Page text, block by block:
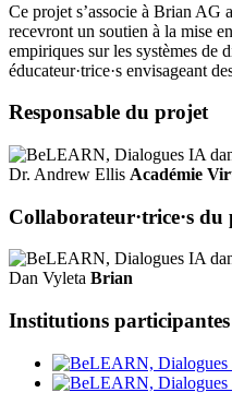
Ce projet s’associe à Brian AG
recevront un soutien à la mise
empiriques sur les systèmes de
éducateur·trice·s envisageant
Responsable du projet
Dr. Andrew Ellis Académie
Collaborateur·trice·s du
Dan Vyleta Brian
Institutions participantes